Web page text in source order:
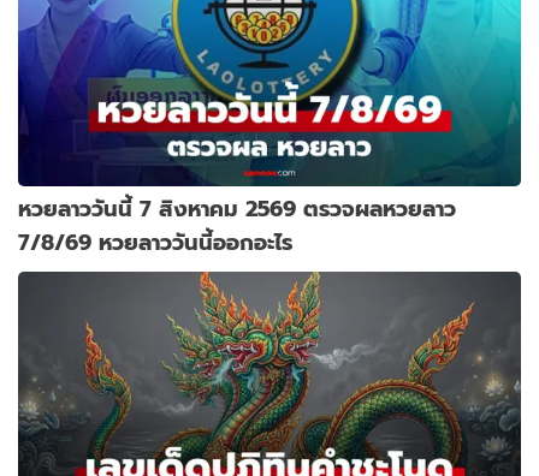
หวยลาววันนี้ 7 สิงหาคม 2569 ตรวจผลหวยลาว
7/8/69 หวยลาววันนี้ออกอะไร